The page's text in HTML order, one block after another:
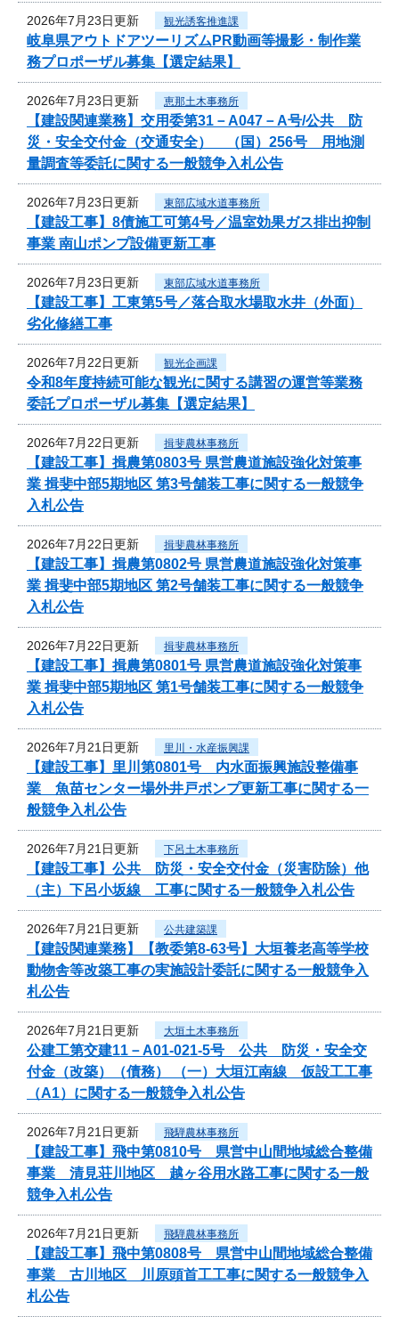
2026年7月23日更新 観光誘客推進課
岐阜県アウトドアツーリズムPR動画等撮影・制作業
務プロポーザル募集【選定結果】
2026年7月23日更新 恵那土木事務所
【建設関連業務】交用委第31－A047－A号/公共 防
災・安全交付金（交通安全） （国）256号 用地測
量調査等委託に関する一般競争入札公告
2026年7月23日更新 東部広域水道事務所
【建設工事】8債施工可第4号／温室効果ガス排出抑制
事業 南山ポンプ設備更新工事
2026年7月23日更新 東部広域水道事務所
【建設工事】工東第5号／落合取水場取水井（外面）
劣化修繕工事
2026年7月22日更新 観光企画課
令和8年度持続可能な観光に関する講習の運営等業務
委託プロポーザル募集【選定結果】
2026年7月22日更新 揖斐農林事務所
【建設工事】揖農第0803号 県営農道施設強化対策事
業 揖斐中部5期地区 第3号舗装工事に関する一般競争
入札公告
2026年7月22日更新 揖斐農林事務所
【建設工事】揖農第0802号 県営農道施設強化対策事
業 揖斐中部5期地区 第2号舗装工事に関する一般競争
入札公告
2026年7月22日更新 揖斐農林事務所
【建設工事】揖農第0801号 県営農道施設強化対策事
業 揖斐中部5期地区 第1号舗装工事に関する一般競争
入札公告
2026年7月21日更新 里川・水産振興課
【建設工事】里川第0801号 内水面振興施設整備事
業 魚苗センター場外井戸ポンプ更新工事に関する一
般競争入札公告
2026年7月21日更新 下呂土木事務所
【建設工事】公共 防災・安全交付金（災害防除）他
（主）下呂小坂線 工事に関する一般競争入札公告
2026年7月21日更新 公共建築課
【建設関連業務】【教委第8-63号】大垣養老高等学校
動物舎等改築工事の実施設計委託に関する一般競争入
札公告
2026年7月21日更新 大垣土木事務所
公建工第交建11－A01-021-5号 公共 防災・安全交
付金（改築）（債務） （一）大垣江南線 仮設工工事
（A1）に関する一般競争入札公告
2026年7月21日更新 飛騨農林事務所
【建設工事】飛中第0810号 県営中山間地域総合整備
事業 清見荘川地区 越ヶ谷用水路工事に関する一般
競争入札公告
2026年7月21日更新 飛騨農林事務所
【建設工事】飛中第0808号 県営中山間地域総合整備
事業 古川地区 川原頭首工工事に関する一般競争入
札公告